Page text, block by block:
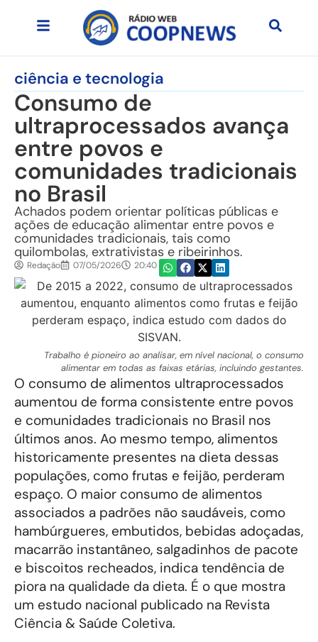
ciência e tecnologia
Consumo de
ultraprocessados avança
entre povos e
comunidades tradicionais
no Brasil
Achados podem orientar políticas públicas e
ações de educação alimentar entre povos e
comunidades tradicionais, tais como
quilombolas, extrativistas e ribeirinhos.
Redação 07/05/2026 20:40
Trabalho é pioneiro ao analisar, em nível nacional, o consumo
alimentar em todas as faixas etárias, incluindo gestantes.
O consumo de alimentos ultraprocessados
aumentou de forma consistente entre povos
e comunidades tradicionais no Brasil nos
últimos anos. Ao mesmo tempo, alimentos
historicamente presentes na dieta dessas
populações, como frutas e feijão, perderam
espaço. O maior consumo de alimentos
associados a padrões não saudáveis, como
hambúrgueres, embutidos, bebidas adoçadas,
macarrão instantâneo, salgadinhos de pacote
e biscoitos recheados, indica tendência de
piora na qualidade da dieta. É o que mostra
um estudo nacional publicado na Revista
Ciência & Saúde Coletiva.